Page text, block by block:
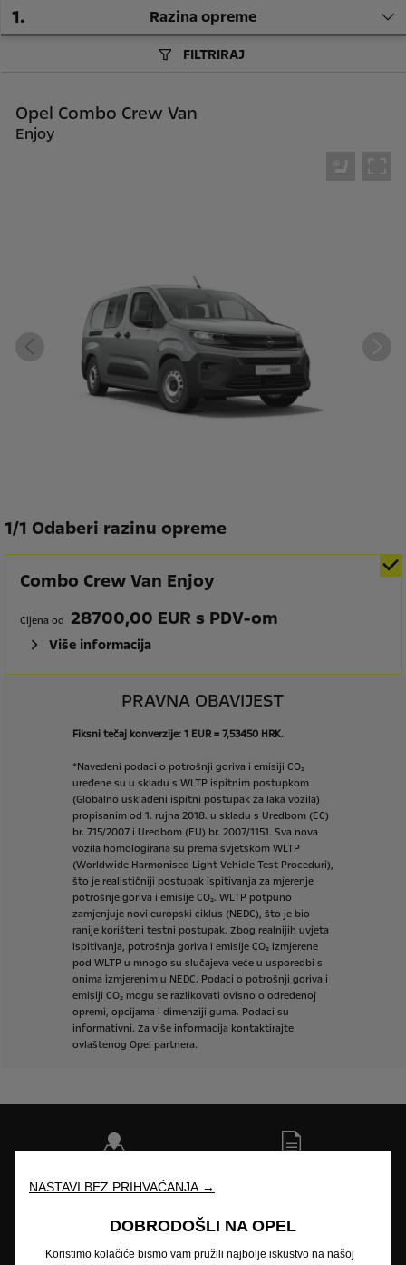
1. Razina opreme
FILTRIRAJ
Opel Combo Crew Van
Enjoy
1/1 Odaberi razinu opreme
Combo Crew Van Enjoy
Cijena od 28700,00 EUR s PDV-om
Više informacija
PRAVNA OBAVIJEST
Fiksni tečaj konverzije: 1 EUR = 7,53450 HRK.
*Navedeni podaci o potrošnji goriva i emisiji CO₂
uređene su u skladu s WLTP ispitnim postupkom
(Globalno usklađeni ispitni postupak za laka vozila)
propisanim od 1. rujna 2018. u skladu s Uredbom (EC)
br. 715/2007 i Uredbom (EU) br. 2007/1151. Sva nova
vozila homologirana su prema svjetskom WLTP
(Worldwide Harmonised Light Vehicle Test Proceduri),
što je realističniji postupak ispitivanja za mjerenje
potrošnje goriva i emisije CO₂. WLTP potpuno
zamjenjuje novi europski ciklus (NEDC), što je bio
ranije korišteni testni postupak. Zbog realnijih uvjeta
ispitivanja, potrošnja goriva i emisije CO₂ izmjerene
pod WLTP u mnogo su slučajeva veće u usporedbi s
onima izmjerenim u NEDC. Podaci o potrošnji goriva i
emisiji CO₂ mogu se razlikovati ovisno o određenoj
opremi, opcijama i dimenziji guma. Podaci su
informativni. Za više informacija kontaktirajte
ovlaštenog Opel partnera.
Zatražite testnu vožnju Naručivanje na servis
NASTAVI BEZ PRIHVAĆANJA →
DOBRODOŠLI NA OPEL
Koristimo kolačiće bismo vam pružili najbolje iskustvo na našoj